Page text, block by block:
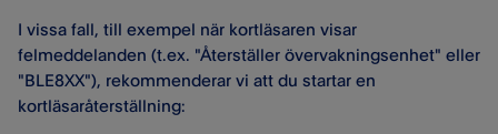
I vissa fall, till exempel när kortläsaren visar
felmeddelanden (t.ex. "Återställer övervakningsenhet" eller
"BLE8XX"), rekommenderar vi att du startar en
kortläsaråterställning: